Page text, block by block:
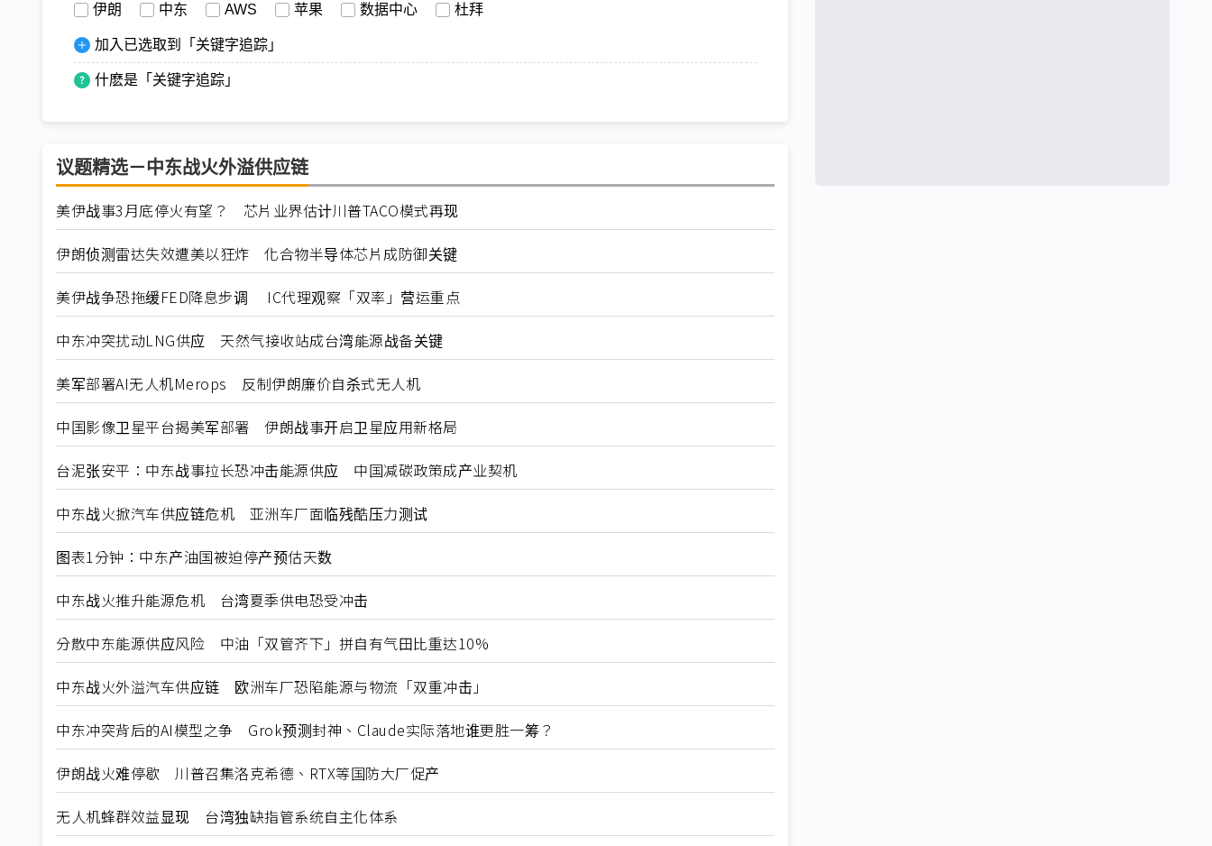
伊朗 中东 AWS 苹果 数据中心 杜拜
加入已选取到「关键字追踪」
什麽是「关键字追踪」
议题精选－中东战火外溢供应链
美伊战事3月底停火有望？ 芯片业界估计川普TACO模式再现
伊朗侦测雷达失效遭美以狂炸 化合物半导体芯片成防御关键
美伊战争恐拖缓FED降息步调 IC代理观察「双率」营运重点
中东冲突扰动LNG供应 天然气接收站成台湾能源战备关键
美军部署AI无人机Merops 反制伊朗廉价自杀式无人机
中国影像卫星平台揭美军部署 伊朗战事开启卫星应用新格局
台泥张安平：中东战事拉长恐冲击能源供应 中国减碳政策成产业契机
中东战火掀汽车供应链危机 亚洲车厂面临残酷压力测试
图表1分钟：中东产油国被迫停产预估天数
中东战火推升能源危机 台湾夏季供电恐受冲击
分散中东能源供应风险 中油「双管齐下」拼自有气田比重达10%
中东战火外溢汽车供应链 欧洲车厂恐陷能源与物流「双重冲击」
中东冲突背后的AI模型之争 Grok预测封神、Claude实际落地谁更胜一筹？
伊朗战火难停歇 川普召集洛克希德、RTX等国防大厂促产
无人机蜂群效益显现 台湾独缺指管系统自主化体系